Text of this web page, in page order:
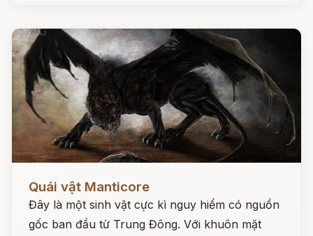
Quái vật Manticore
Đây là một sinh vật cực kì nguy hiểm có nguồn
gốc ban đầu từ Trung Đông. Với khuôn mặt